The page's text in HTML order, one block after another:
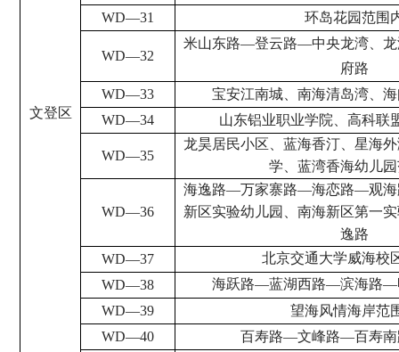
文登区
WD—31 环岛花园范围
WD—32
米山东路—登云路—中央龙湾、
府路
WD—33
宝安江南城、南海清岛湾、
WD—34 山东铝业职业学院、高科联
WD—35
龙昊居民小区、蓝海香汀、星海
学、蓝湾香海幼儿
WD—36
海逸路—万家寨路—海恋路—观
新区实验幼儿园、南海新区第一
逸路
WD—37
北京交通大学威海校
WD—38 海跃路—蓝湖西路—滨海路—
WD—39
望海风情海岸范
WD—40 百寿路—文峰路—百寿